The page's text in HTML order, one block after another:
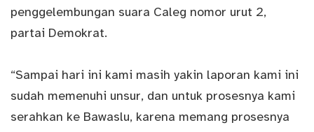
penggelembungan suara Caleg nomor urut 2,
partai Demokrat.
“Sampai hari ini kami masih yakin laporan kami ini
sudah memenuhi unsur, dan untuk prosesnya kami
serahkan ke Bawaslu, karena memang prosesnya